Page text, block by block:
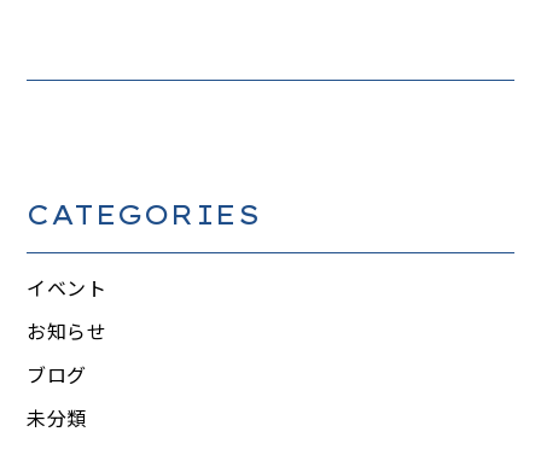
CATEGORIES
イベント
お知らせ
ブログ
未分類